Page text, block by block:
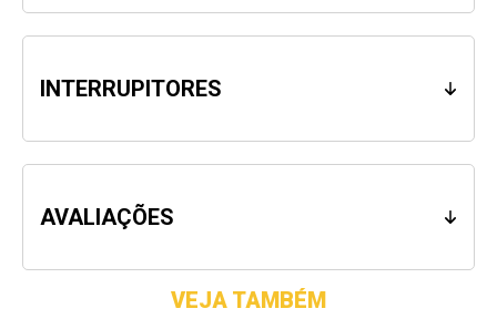
Legrand traz soluções comprovadas mundialmente de
alta tecnologia para instalações elétricas residenciais,
Atenção: Antes de iniciar a instalação do produto desligue
INTERRUPITORES
AVALIAÇÕES
VEJA TAMBÉM